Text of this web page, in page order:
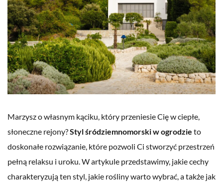
Marzysz o własnym kąciku, który przeniesie Cię w ciepłe,
słoneczne rejony?Styl śródziemnomorski w ogrodzie to
doskonałe rozwiązanie, które pozwoli Ci stworzyć przestrzeń
pełną relaksu i uroku. W artykule przedstawimy, jakie cechy
charakteryzują ten styl, jakie rośliny warto wybrać, a także jak